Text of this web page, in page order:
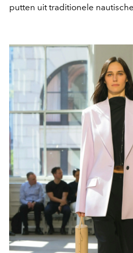
putten uit traditionele